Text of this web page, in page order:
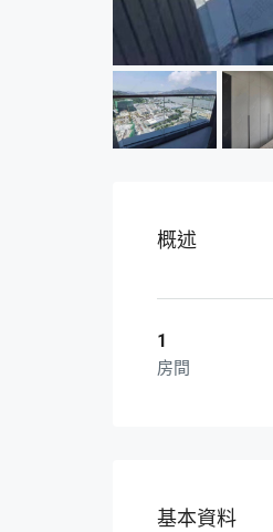
概述
1
房間
基本資料